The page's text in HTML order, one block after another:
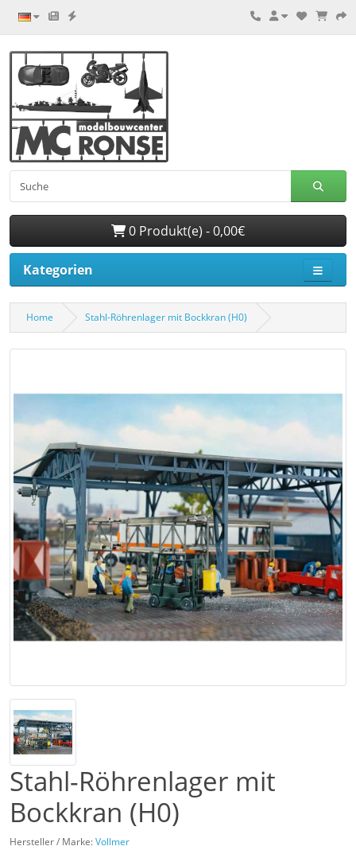
0 Produkt(e) - 0,00€
Kategorien
Home Stahl-Röhrenlager mit Bockkran (H0)
Stahl-Röhrenlager mit
Bockkran (H0)
Hersteller / Marke:Vollmer